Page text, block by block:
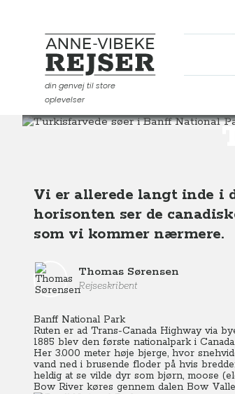
Anne-Vibeke Rejser
din genvej til store
oplevelser
Destinationer
Vi er allerede langt inde i
horisonten ser de
som vi kommer nærmere.
Thomas Sørensen
Rejseskribent
Banff National Park
Ruten er ad Trans-Canada Highway via
1885 blev den første nationalpark i
Her 3.000 meter høje bjerge, hvor
vand ned i brusende floder på hvis
heldig at se vilde dyr som bjørn, moose
Bow River køres gennem dalen Bow